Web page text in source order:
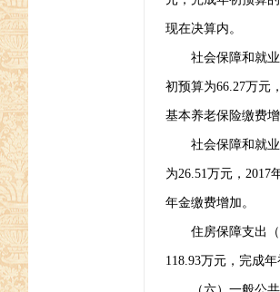
现在决算内。
社会保障和就
初预算为66.27万元
基本养老保险缴费
社会保障和就
为26.51万元， 2017
年金缴费增加。
住房保障支出
118.93万元，完成